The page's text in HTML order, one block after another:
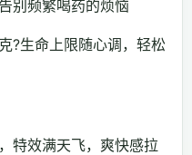
别频繁喝药的烦恼
?生命上限随心调，轻松
特效满天飞，爽快感拉